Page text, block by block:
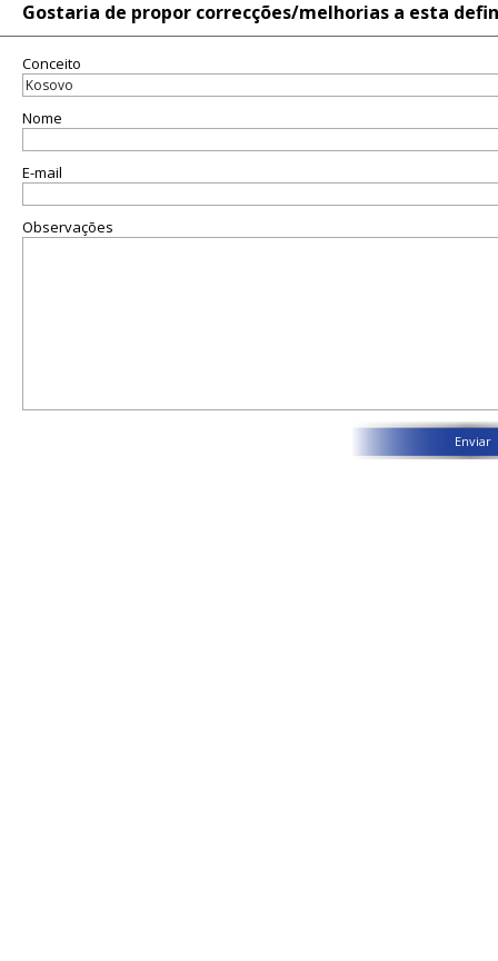
Gostaria de propor correcções/melhorias a esta
Conceito
Nome
E-mail
Observações
Enviar